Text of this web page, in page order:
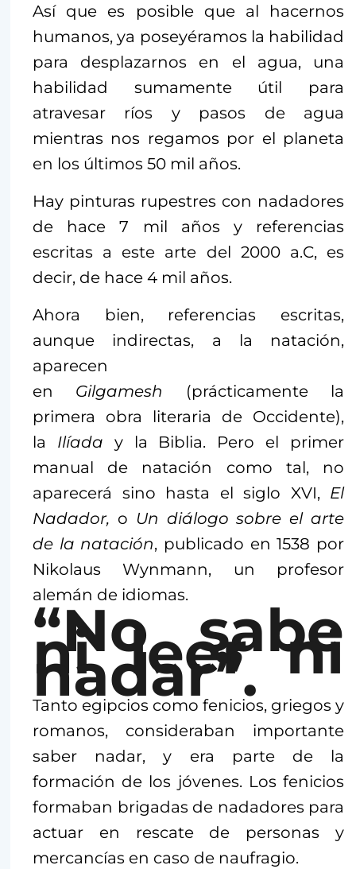
Así que es posible que al hacernos
humanos, ya poseyéramos la habilidad
para desplazarnos en el agua, una
habilidad sumamente útil para
atravesar ríos y pasos de agua
mientras nos regamos por el planeta
en los últimos 50 mil años.
Hay pinturas rupestres con nadadores
de hace 7 mil años y referencias
escritas a este arte del 2000 a.C, es
decir, de hace 4 mil años.
Ahora bien, referencias escritas,
aunque indirectas, a la natación,
aparecen
en Gilgamesh (prácticamente la
primera obra literaria de Occidente),
la Ilíada y la Biblia. Pero el primer
manual de natación como tal, no
aparecerá sino hasta el siglo XVI, El
Nadador, o Un diálogo sobre el arte
de la natación, publicado en 1538 por
Nikolaus Wynmann, un profesor
alemán de idiomas.
“No sabe
ni leer ni
nadar”.
Tanto egipcios como fenicios, griegos y
romanos, consideraban importante
saber nadar, y era parte de la
formación de los jóvenes. Los fenicios
formaban brigadas de nadadores para
actuar en rescate de personas y
mercancías en caso de naufragio.